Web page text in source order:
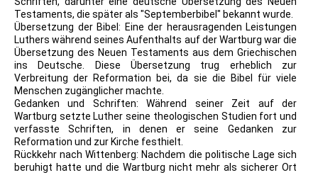
Testaments, die später als "Septemberbibel" bekannt wurde.
Übersetzung der Bibel: Eine der herausragenden Leistungen
Luthers während seines Aufenthalts auf der Wartburg war die
Übersetzung des Neuen Testaments aus dem Griechischen
ins Deutsche. Diese Übersetzung trug erheblich zur
Verbreitung der Reformation bei, da sie die Bibel für viele
Menschen zugänglicher machte.
Gedanken und Schriften: Während seiner Zeit auf der
Wartburg setzte Luther seine theologischen Studien fort und
verfasste Schriften, in denen er seine Gedanken zur
Reformation und zur Kirche festhielt.
Rückkehr nach Wittenberg: Nachdem die politische Lage sich
beruhigt hatte und die Wartburg nicht mehr als sicherer Ort